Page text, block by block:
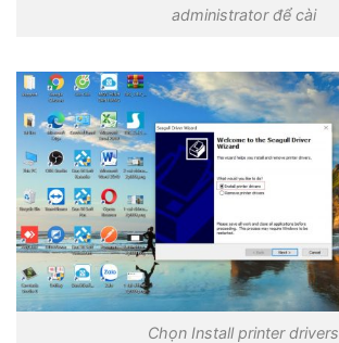
administrator để cài
Chọn Install printer drivers